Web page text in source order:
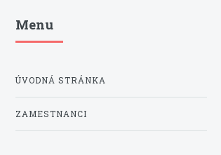
Menu
ÚVODNÁ STRÁNKA
ZAMESTNANCI